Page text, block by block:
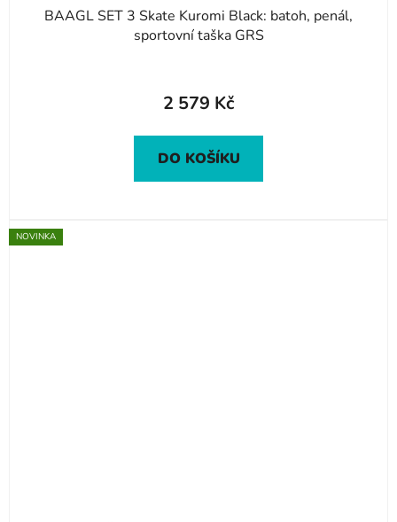
BAAGL SET 3 Skate Kuromi Black: batoh, penál,
sportovní taška GRS
2 579 Kč
DO KOŠÍKU
NOVINKA